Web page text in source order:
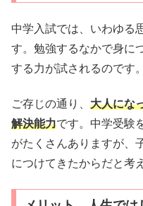
中学入試では、いわゆる
す。勉強するなかで身に
する力が試されるのです。
ご存じの通り、 大人にな
解決能力です。中学受験
がたくさんありますが、
につけてきたからだと考